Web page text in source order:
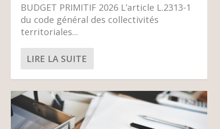
BUDGET PRIMITIF 2026 L’article L.2313-1
du code général des collectivités
territoriales...
LIRE LA SUITE